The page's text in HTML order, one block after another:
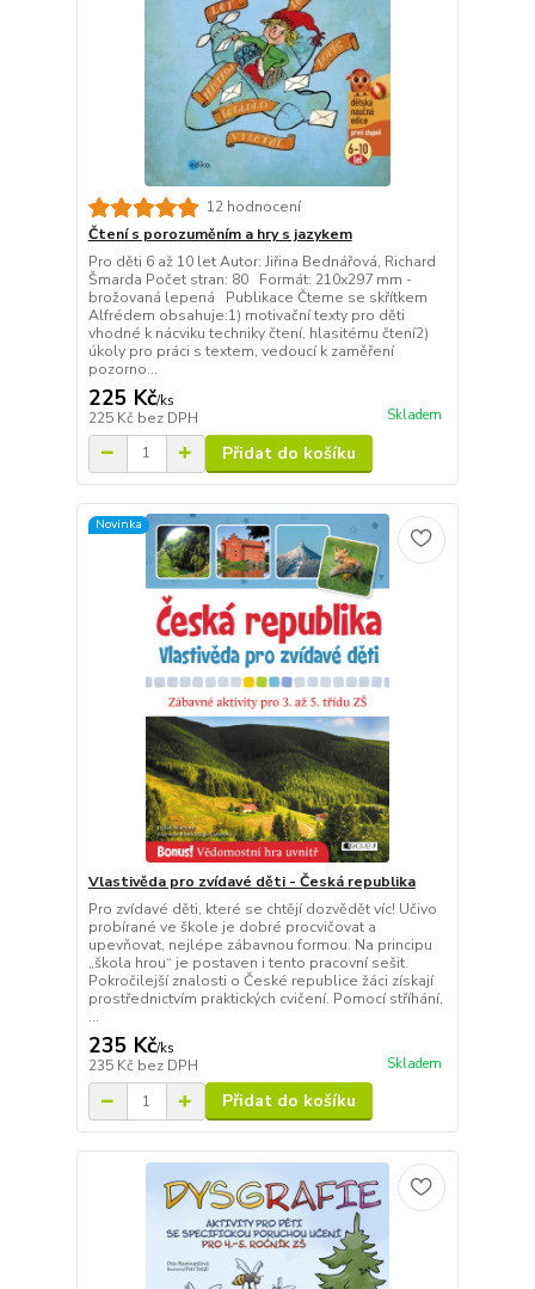
12 hodnocení
Čtení s porozuměním a hry s jazykem
Pro děti 6 až 10 let Autor: Jiřina Bednářová, Richard
Šmarda Počet stran: 80 Formát: 210x297 mm -
brožovaná lepená Publikace Čteme se skřítkem
Alfrédem obsahuje:1) motivační texty pro děti
vhodné k nácviku techniky čtení, hlasitému čtení2)
úkoly pro práci s textem, vedoucí k zaměření
pozorno...
225 Kč/ks
225 Kč bez DPH Skladem
Přidat do košíku
Novinka
Vlastivěda pro zvídavé děti - Česká republika
Pro zvídavé děti, které se chtějí dozvědět víc! Učivo
probírané ve škole je dobré procvičovat a
upevňovat, nejlépe zábavnou formou. Na principu
„škola hrou“ je postaven i tento pracovní sešit.
Pokročilejší znalosti o České republice žáci získají
prostřednictvím praktických cvičení. Pomocí stříhání,
...
235 Kč/ks
235 Kč bez DPH Skladem
Přidat do košíku